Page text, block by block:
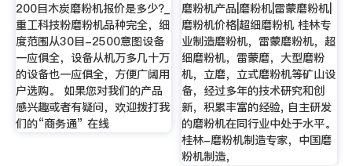
200目木炭磨粉机报价是多少?_
重工科技粉磨粉机品种完全，细
度范围从30目-2500意图设备
一应俱全，设备从机万多几十万
的设备也一应俱全，方便广阔用
户选购。 如果您对我们的产品
感兴趣或者有疑问，欢迎拨打我
们的“商务通” 在线
磨粉机产品|磨粉机|雷蒙磨粉机|
磨粉机价格|超细磨粉机 桂林专
业制造磨粉机，雷蒙磨粉机，超
细磨粉机，雷蒙磨，大型磨粉
机，立磨，立式磨粉机等矿山设
备，经过多年的技术研究和创
新，积累丰富的经验, 自主研发
的磨粉机在同行业中处于水平。
桂林-磨粉机制造专家，中国磨
粉机制造，